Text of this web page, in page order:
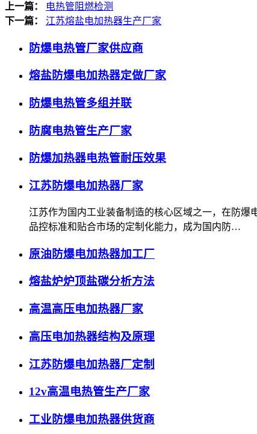
上一篇：
电热管阻燃检测
下一篇：
江苏熔盐电加热器生产厂家
防爆电热管厂家供应商
熔盐防爆电加热器定做厂家
防爆电热管多组并联
防腐电热管生产厂家
防爆加热器电热管耐压效果
江苏防爆电加热器厂家
江苏作为国内工业装备制造的核心区域之一，在防
品控标准和贴合市场的定制化能力，成为国内防…
原油防爆电加热器加工厂
熔盐炉炉顶盐碳分析方法
高温高压电加热器厂家
高压电加热器结构及原理
江苏防爆电加热器厂定制
12v高温电热管生产厂家
工业防爆电加热器供货商